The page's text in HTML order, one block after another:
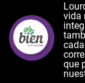
vida
que